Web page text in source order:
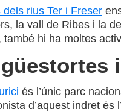
dels rius Ter i Freser
la vall de Ribes i la de
també hi ha moltes
és l’únic parc
d’aquest indret